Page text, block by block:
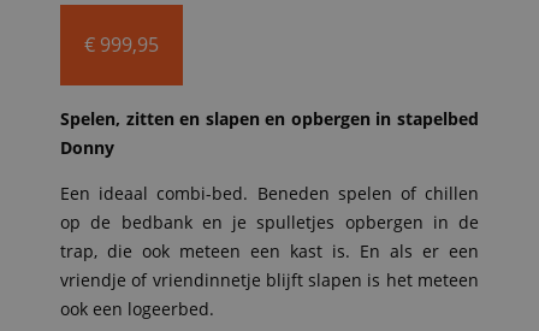
€ 999,95
Spelen, zitten en slapen en opbergen in stapelbed
Donny
Een ideaal combi-bed. Beneden spelen of chillen
op de bedbank en je spulletjes opbergen in de
trap, die ook meteen een kast is. En als er een
vriendje of vriendinnetje blijft slapen is het meteen
ook een logeerbed.